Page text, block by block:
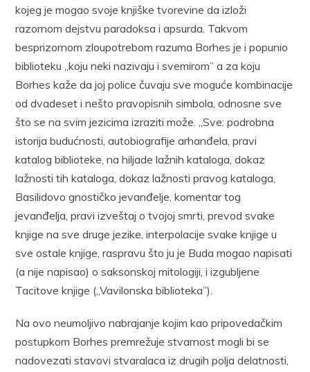
kojeg je mogao svoje knjiške tvorevine da izloži
razornom dejstvu paradoksa i apsurda. Takvom
besprizornom zloupotrebom razuma Borhes je i popunio
biblioteku „koju neki nazivaju i svemirom” a za koju
Borhes kaže da joj police čuvaju sve moguće kombinacije
od dvadeset i nešto pravopisnih simbola, odnosne sve
što se na svim jezicima izraziti može. „Sve: podrobna
istorija budućnosti, autobiografije arhanđela, pravi
katalog biblioteke, na hiljade lažnih kataloga, dokaz
lažnosti tih kataloga, dokaz lažnosti pravog kataloga,
Basilidovo gnostičko jevanđelje, komentar tog
jevanđelja, pravi izveštaj o tvojoj smrti, prevod svake
knjige na sve druge jezike, interpolacije svake knjige u
sve ostale knjige, raspravu što ju je Buda mogao napisati
(a nije napisao) o saksonskoj mitologiji, i izgubljene
Tacitove knjige („Vavilonska biblioteka”).
Na ovo neumoljivo nabrajanje kojim kao pripovedačkim
postupkom Borhes premrežuje stvarnost mogli bi se
nadovezati stavovi stvaralaca iz drugih polja delatnosti,